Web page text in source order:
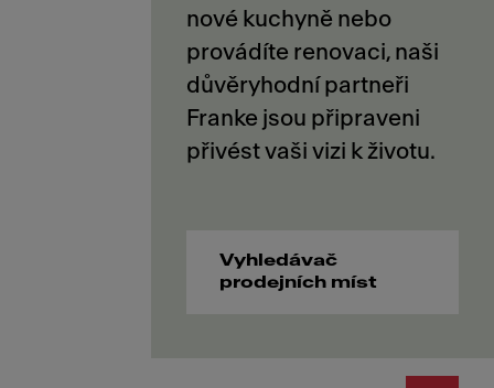
nové kuchyně nebo
provádíte renovaci, naši
důvěryhodní partneři
Franke jsou připraveni
Vyhledávač
prodejních míst